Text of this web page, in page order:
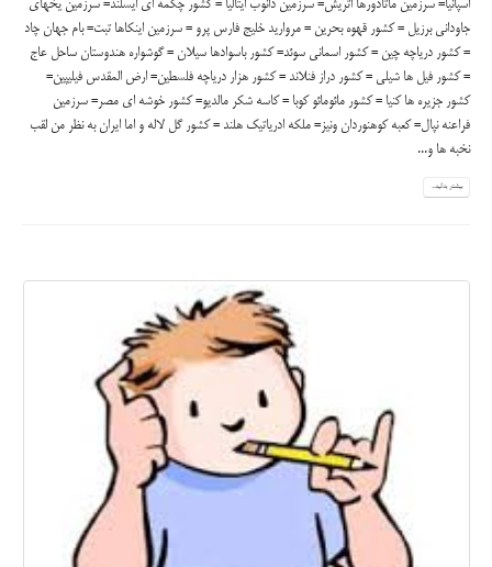
اسپانیا= سرزمین ماتادورها اتریش= سرزمین دانوب ایتالیا = کشور چکمه ای ایسلند= سرزمین یخهای
جاودانی برزیل = کشور قهوه بحرین = مروارید خلیج فارس پرو = سرزمین اینکاها تبت= بام جهان چاد
= کشور دریاچه چین = کشور اسمانی سوئد= کشور باسوادها سیلان = گوشواره هندوستان ساحل عاج
= کشور فیل ها شیلی = کشور دراز فنلاند = کشور هزار دریاچه فلسطین= ارض المقدس فیلیپین=
کشور جزیره ها کنیا = کشور مائومائو کوبا = کاسه شکر مالدیو= کشور خوشه ای مصر= سرزمین
فراعنه نپال= کعبه کوهنوردان ونیز= ملکه ادریاتیک هلند = کشور گل لاله و اما ایران به نظر من لقب
نخبه ها و...
بیشتر بدانید...